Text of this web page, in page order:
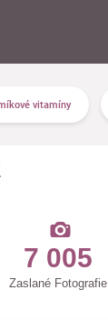
vitamíny
7 005
Zaslané Fotografie